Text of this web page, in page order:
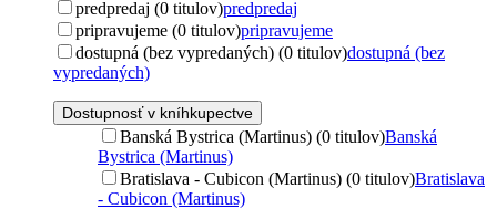
predpredaj (0 titulov)predpredaj
pripravujeme (0 titulov)pripravujeme
dostupná (bez vypredaných) (0 titulov)dostupná (bez
vypredaných)
Dostupnosť v kníhkupectve
Banská Bystrica (Martinus) (0 titulov)Banská
Bystrica (Martinus)
Bratislava - Cubicon (Martinus) (0 titulov)Bratislava
- Cubicon (Martinus)